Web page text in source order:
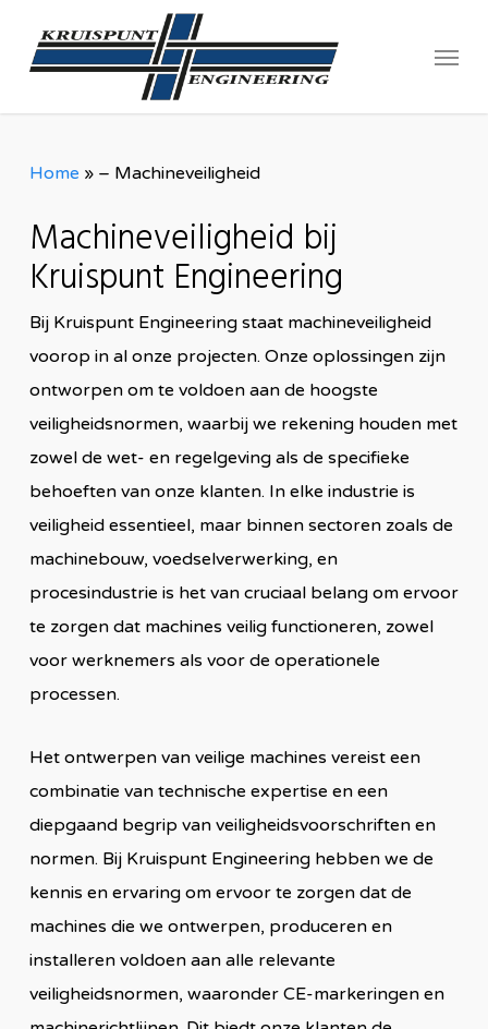
content
Menu
Home » – Machineveiligheid
Machineveiligheid bij
Kruispunt Engineering
Bij Kruispunt Engineering staat machineveiligheid
voorop in al onze projecten. Onze oplossingen zijn
ontworpen om te voldoen aan de hoogste
veiligheidsnormen, waarbij we rekening houden met
zowel de wet- en regelgeving als de specifieke
behoeften van onze klanten. In elke industrie is
veiligheid essentieel, maar binnen sectoren zoals de
machinebouw, voedselverwerking, en
procesindustrie is het van cruciaal belang om ervoor
te zorgen dat machines veilig functioneren, zowel
voor werknemers als voor de operationele
processen.
Het ontwerpen van veilige machines vereist een
combinatie van technische expertise en een
diepgaand begrip van veiligheidsvoorschriften en
normen. Bij Kruispunt Engineering hebben we de
kennis en ervaring om ervoor te zorgen dat de
machines die we ontwerpen, produceren en
installeren voldoen aan alle relevante
veiligheidsnormen, waaronder CE-markeringen en